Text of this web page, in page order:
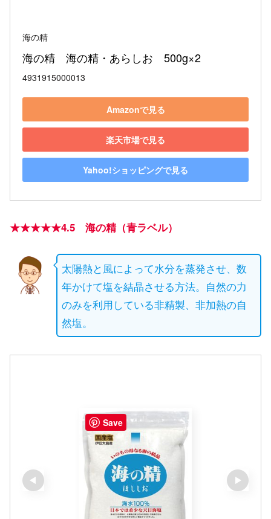
海の精
海の精　海の精・あらしお　500g×2
4931915000013
Amazonで見る
楽天市場で見る
Yahoo!ショッピングで見る
★★★★★4.5 海の精（青ラベル）
太陽熱と風によって水分を蒸発させ、数
年かけて塩を結晶させる方法。自然の力
のみを利用している非精製、非加熱の自
然塩。
Save